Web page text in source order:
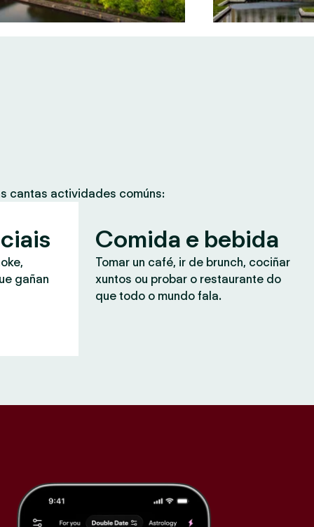
cantas actividades comúns:
gañan
Comida e bebida
Tomar un café, ir de brunch, cociñar
xuntos ou probar o restaurante do
que todo o mundo fala.